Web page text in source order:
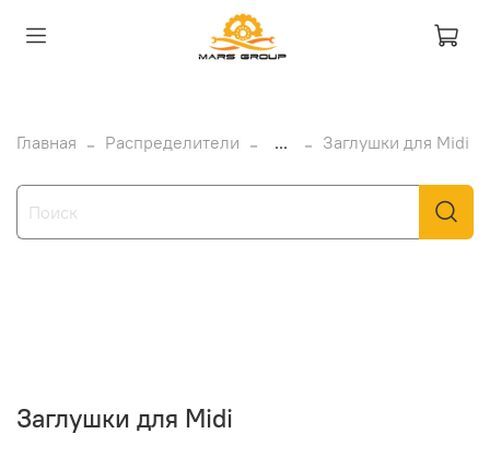
Главная Распределители ... Заглушки для Midi
Заглушки для Midi